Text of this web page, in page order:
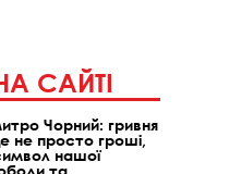
САЙТІ
Чорний: гривня
не просто гроші,
нашої